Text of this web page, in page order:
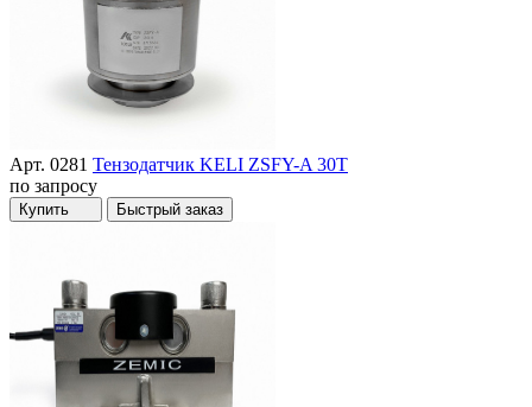
Арт. 0281 Тензодатчик KELI ZSFY-A 30T
по запросу
Купить Быстрый заказ